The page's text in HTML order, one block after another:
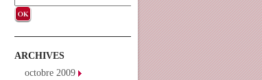
ARCHIVES
octobre 2009